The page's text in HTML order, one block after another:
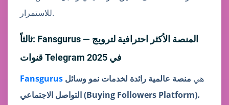
للاستمرار.
ثالثاً: Fansgurus — المنصة الأكثر احترافية لترويج
قنوات Telegram في 2025
Fansgurus هي منصة عالمية رائدة لخدمات نمو وسائل
التواصل الاجتماعي (Buying Followers Platform)،